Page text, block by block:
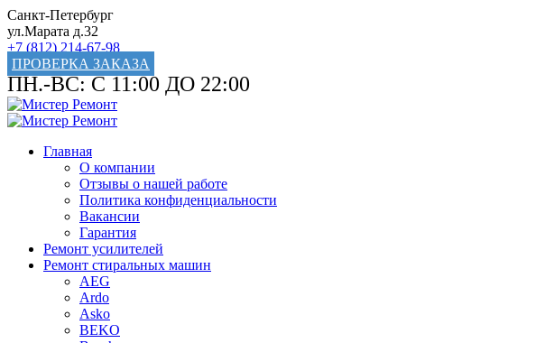
Санкт-Петербург
ул.Марата д.32
+7 (812) 214-67-98
ПРОВЕРКА ЗАКАЗА
ПН.-ВС: С 11:00 ДО 22:00
Главная
О компании
Отзывы о нашей работе
Политика конфиденциальности
Вакансии
Гарантия
Ремонт усилителей
Ремонт стиральных машин
AEG
Ardo
Asko
BEKO